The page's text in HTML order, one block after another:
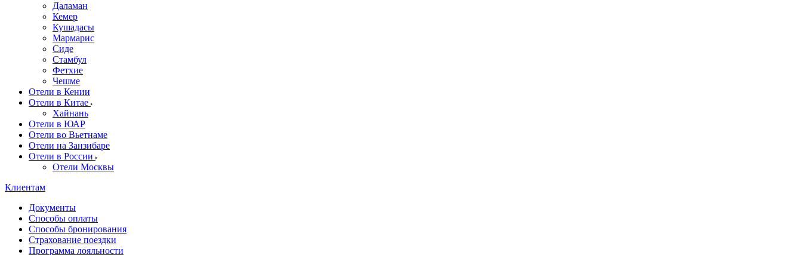
Даламан
Кемер
Кушадасы
Мармарис
Сиде
Стамбул
Фетхие
Чешме
Отели в Кении
Отели в Китае
Хайнань
Отели в ЮАР
Отели во Вьетнаме
Отели на Занзибаре
Отели в России
Отели Москвы
Клиентам
Документы
Способы оплаты
Способы бронирования
Страхование поездки
Программа лояльности